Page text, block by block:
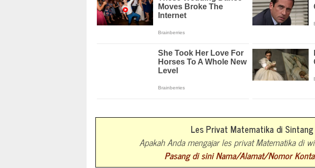
Les Privat Matematika di Sintang
Apakah Anda mengajar les privat Matematika di
Pasang di sini Nama/Alamat/Nomor